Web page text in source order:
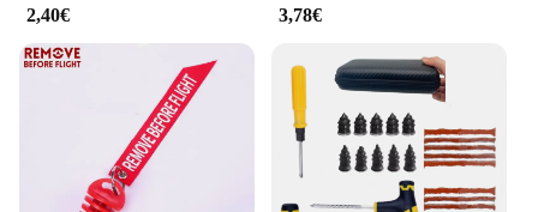
2,40€ 3,78€